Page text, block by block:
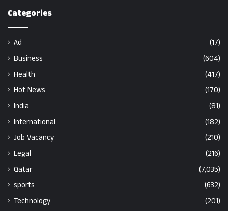
Categories
Ad
(17)
Business
(604)
Health
(417)
Hot News
(170)
India
(81)
International
(182)
Job Vacancy
(210)
Legal
(216)
Qatar
(7,035)
sports
(632)
Technology
(201)